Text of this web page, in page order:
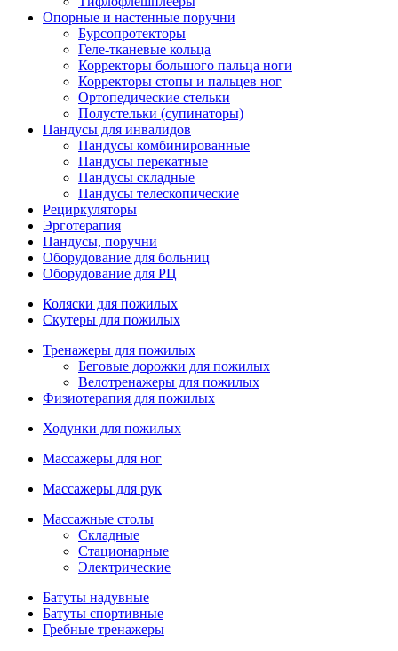
Опорные и настенные поручни
Бурсопротекторы
Геле-тканевые кольца
Корректоры большого пальца ноги
Корректоры стопы и пальцев ног
Ортопедические стельки
Полустельки (супинаторы)
Пандусы для инвалидов
Пандусы комбинированные
Пандусы перекатные
Пандусы складные
Пандусы телескопические
Рециркуляторы
Эрготерапия
Пандусы, поручни
Оборудование для больниц
Оборудование для РЦ
Коляски для пожилых
Скутеры для пожилых
Тренажеры для пожилых
Беговые дорожки для пожилых
Велотренажеры для пожилых
Физиотерапия для пожилых
Ходунки для пожилых
Массажеры для ног
Массажеры для рук
Массажные столы
Складные
Стационарные
Электрические
Батуты надувные
Батуты спортивные
Гребные тренажеры